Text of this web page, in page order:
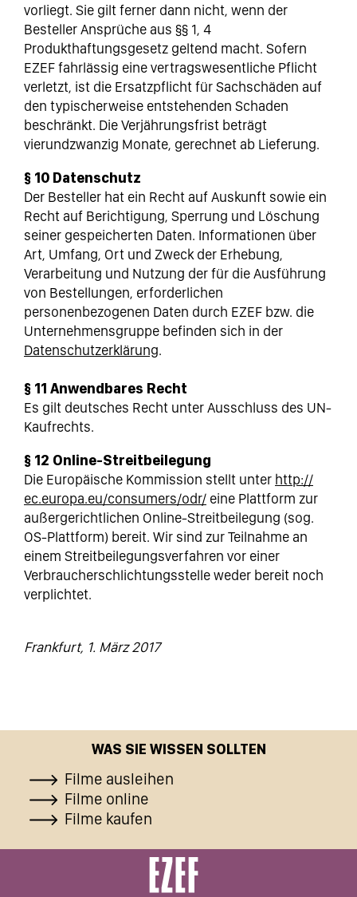
vorliegt. Sie gilt ferner dann nicht, wenn der
Besteller Ansprüche aus §§ 1, 4
Produkthaftungsgesetz geltend macht. Sofern
EZEF fahrlässig eine vertragswesentliche Pflicht
verletzt, ist die Ersatzpflicht für Sachschäden auf
den typischerweise entstehenden Schaden
beschränkt. Die Verjährungsfrist beträgt
vierundzwanzig Monate, gerechnet ab Lieferung.
§ 10 Datenschutz
Der Besteller hat ein Recht auf Auskunft sowie ein
Recht auf Berichtigung, Sperrung und Löschung
seiner gespeicherten Daten. Informationen über
Art, Umfang, Ort und Zweck der Erhebung,
Verarbeitung und Nutzung der für die Ausführung
von Bestellungen, erforderlichen
personenbezogenen Daten durch EZEF bzw. die
Unternehmensgruppe befinden sich in der
Datenschutzerklärung.
§ 11 Anwendbares Recht
Es gilt deutsches Recht unter Ausschluss des UN-
Kaufrechts.
§ 12 Online-Streitbeilegung
Die Europäische Kommission stellt unter http://
ec.europa.eu/consumers/odr/ eine Plattform zur
außergerichtlichen Online-Streitbeilegung (sog.
OS-Plattform) bereit. Wir sind zur Teilnahme an
einem Streitbeilegungsverfahren vor einer
Verbraucherschlichtungsstelle weder bereit noch
verplichtet.
Frankfurt, 1. März 2017
WAS SIE WISSEN SOLLTEN
Filme ausleihen
Filme online
Filme kaufen